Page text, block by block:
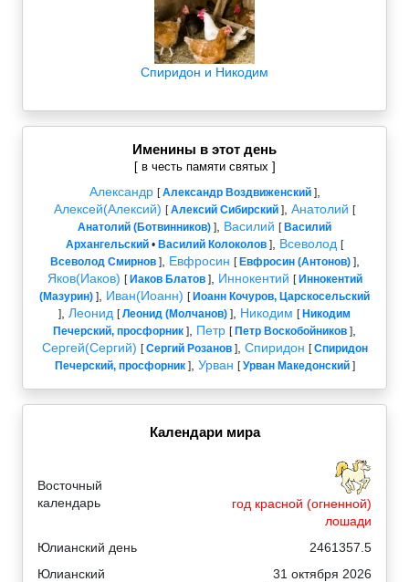
Спиридон и Никодим
Именины в этот день
[ в честь памяти святых ]
Александр [Александр Воздвиженский],
Алексей(Алексий) [Алексий Сибирский ] Анатолий [
Анатолий (Ботвинников) ] Василий [Василий
Архангельский • Василий Колоколов ] Всеволод [
Всеволод Смирнов], Евфросин [Евфросин (Антонов)],
Яков(Иаков) [Иаков Блатов], Иннокентий [Иннокентий
(Мазурин) ] Иван(Иоанн) [Иоанн Кочуров, Царскосельский
] Леонид [Леонид (Молчанов) ] Никодим [Никодим
Печерский, просфорник ] Петр [Петр Воскобойников ]
Сергей(Сергий) [Сергий Розанов], Спиридон [Спиридон
Печерский, просфорник], Урван [Урван Македонский]
Календари мира
Восточный
календарь
год красной (огненной)
лошади
Юлианский день
2461357.5
Юлианский
31 октября 2026